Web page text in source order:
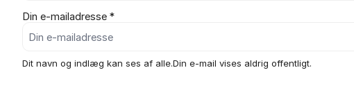
Din e-mailadresse *
Dit navn og indlæg kan ses af alle.Din e-mail vises aldrig offentligt.